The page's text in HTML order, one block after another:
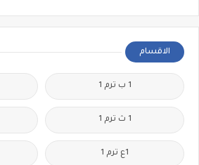
الاقسام
1 ب ترم 1
1 ث ترم 1
1ع ترم 1